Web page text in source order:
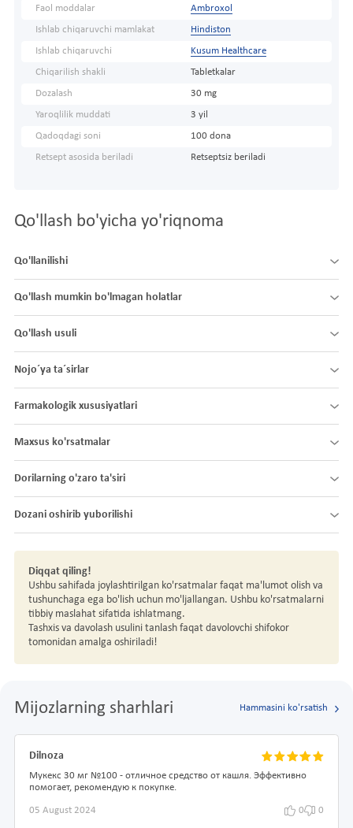
Faol moddalar Ambroxol
Ishlab chiqaruvchi mamlakat Hindiston
Ishlab chiqaruvchi Kusum Healthcare
Chiqarilish shakli Tabletkalar
Dozalash 30 mg
Yaroqlilik muddati 3 yil
Qadoqdagi soni 100 dona
Retsept asosida beriladi Retseptsiz beriladi
Qo'llash bo'yicha yo'riqnoma
Qo'llanilishi
Qo'llash mumkin bo'lmagan holatlar
Qo'llash usuli
Nojo´ya ta´sirlar
Farmakologik xususiyatlari
Maxsus ko'rsatmalar
Dorilarning o'zaro ta'siri
Dozani oshirib yuborilishi
Diqqat qiling!
Ushbu sahifada joylashtirilgan ko'rsatmalar faqat ma'lumot olish va
tushunchaga ega bo'lish uchun mo'ljallangan. Ushbu ko'rsatmalarni
tibbiy maslahat sifatida ishlatmang.
Tashxis va davolash usulini tanlash faqat davolovchi shifokor
tomonidan amalga oshiriladi!
Mijozlarning sharhlari Hammasini ko'rsatish
Dilnoza
Мукекс 30 мг №100 - отличное средство от кашля. Эффективно
помогает, рекомендую к покупке.
05 August 2024 0 0